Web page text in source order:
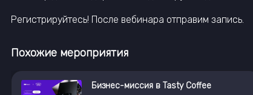
Регистрируйтесь! После вебинара отправим запись.
Похожие мероприятия
Бизнес-миссия в Tasty Coffee